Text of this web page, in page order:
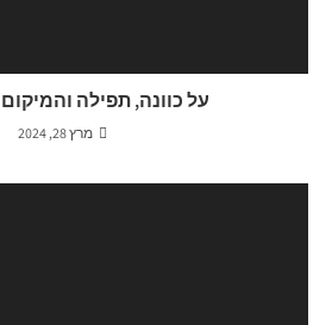
על כוונה, תפילה
מרץ 28, 2024